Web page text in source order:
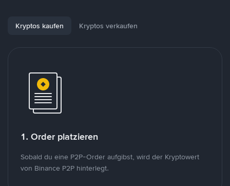
Kryptos kaufen Kryptos verkaufen
1. Order platzieren
Sobald du eine P2P-Order aufgibst, wird der Kryptowert
von Binance P2P hinterlegt.